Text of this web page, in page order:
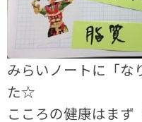
みらいノートに「な
た☆
こころの健康はまず